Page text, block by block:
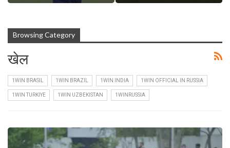
Browsing Category
खेल
1WIN BRASIL 1WIN BRAZIL 1WIN INDIA 1WIN OFFICIAL IN RUSSIA
1WIN TURKIYE 1WIN UZBEKISTAN 1WINRUSSIA